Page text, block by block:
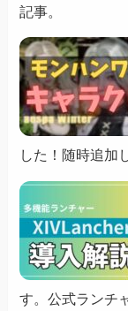
記事。
した！随時追加
す。公式ランチ